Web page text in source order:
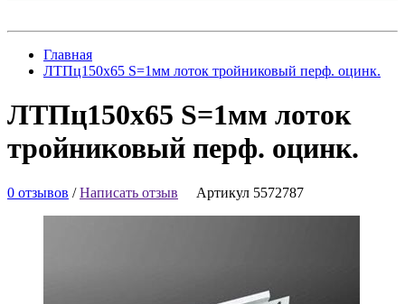
Главная
ЛТПц150х65 S=1мм лоток тройниковый перф. оцинк.
ЛТПц150х65 S=1мм лоток
тройниковый перф. оцинк.
0 отзывов /Написать отзыв Артикул 5572787